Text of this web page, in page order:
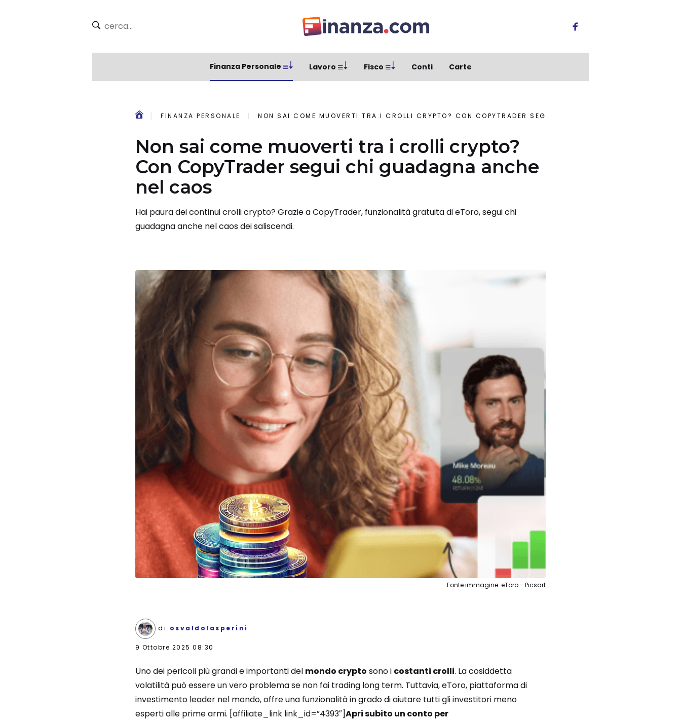
Finanza Personale Lavoro Fisco Conti Carte
FINANZA PERSONALE NON SAI COME MUOVERTI TRA I CROLLI CRYPTO? CON COPYTRADER SEGUI CHI GUADAGNA ANCHE NEL CAOS
Non sai come muoverti tra i crolli crypto?
Con CopyTrader segui chi guadagna anche
nel caos
Hai paura dei continui crolli crypto? Grazie a CopyTrader, funzionalità gratuita di eToro, segui chi
guadagna anche nel caos dei saliscendi.
Fonte immagine: eToro - Picsart
di osvaldolasperini
9 Ottobre 2025 08:30
Uno dei pericoli più grandi e importanti del mondo crypto sono i costanti crolli. La cosiddetta
volatilità può essere un vero problema se non fai trading long term. Tuttavia, eToro, piattaforma di
investimento leader nel mondo, offre una funzionalità in grado di aiutare tutti gli investitori meno
esperti alle prime armi. [affiliate_link link_id=”4393″]Apri subito un conto per